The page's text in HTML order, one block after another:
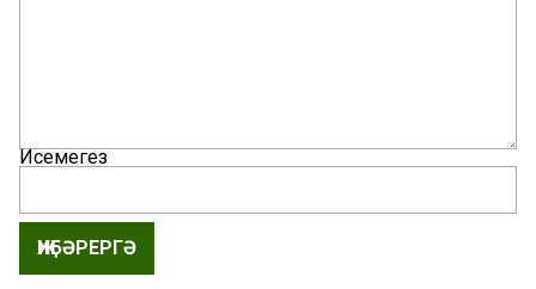
Исемегез
ҖИБӘРЕРГӘ